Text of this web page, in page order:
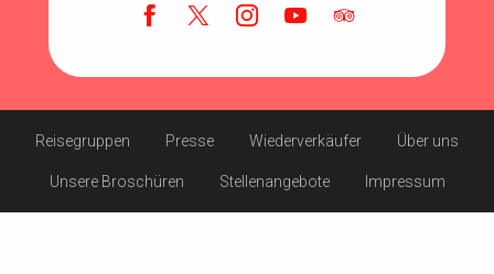
Reisegruppen Presse Wiederverkäufer Über uns
Unsere Broschüren Stellenangebote Impressum